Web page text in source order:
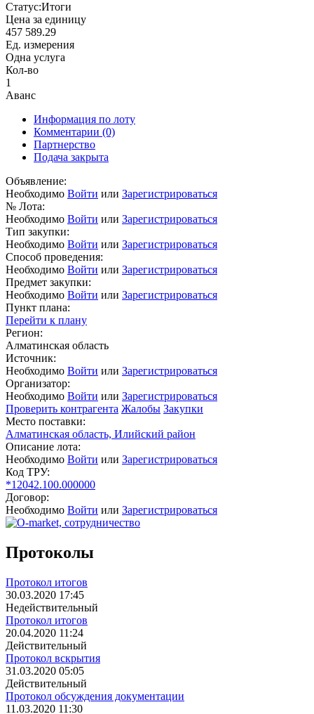
Статус:Итоги
Цена за единицу
457 589.29
Ед. измерения
Одна услуга
Кол-во
1
Аванс
Информация по лоту
Комментарии (0)
Партнерство
Подача закрыта
Объявление:
Необходимо Войти или Зарегистрироваться
№ Лота:
Необходимо Войти или Зарегистрироваться
Тип закупки:
Необходимо Войти или Зарегистрироваться
Способ проведения:
Необходимо Войти или Зарегистрироваться
Предмет закупки:
Необходимо Войти или Зарегистрироваться
Пункт плана:
Перейти к плану
Регион:
Алматинская область
Источник:
Необходимо Войти или Зарегистрироваться
Организатор:
Необходимо Войти или Зарегистрироваться
Проверить контрагента Жалобы Закупки
Место поставки:
Алматинская область, Илийский район
Описание лота:
Необходимо Войти или Зарегистрироваться
Код ТРУ:
*12042.100.000000
Договор:
Необходимо Войти или Зарегистрироваться
Протоколы
Протокол итогов
30.03.2020 17:45
Недействительный
Протокол итогов
20.04.2020 11:24
Действительный
Протокол вскрытия
31.03.2020 05:05
Действительный
Протокол обсуждения документации
11.03.2020 11:30